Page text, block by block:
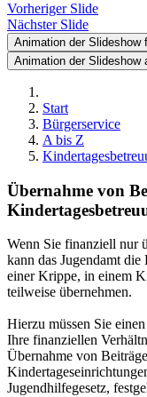
Vorheriger Slide
Nächster Slide
Animation der Slideshow
Animation der Slideshow
Start
Bürgerservice
A bis Z
Übernahme von
Wenn Sie finanziell nur
kann das Jugendamt
einer Krippe, in einem
teilweise übernehmen.
Hierzu müssen Sie
Ihre finanziellen
Übernahme von
Jugendhilfegesetz,